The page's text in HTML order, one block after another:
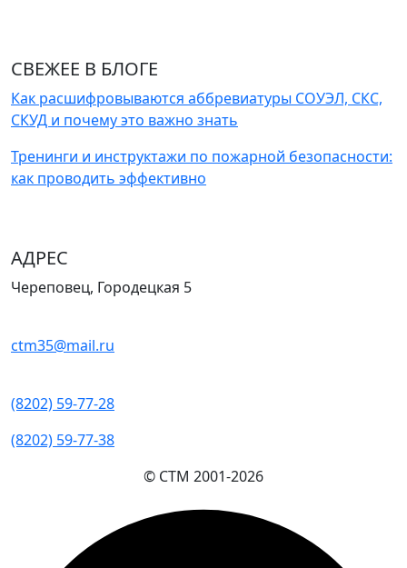
СВЕЖЕЕ В БЛОГЕ
Как расшифровываются аббревиатуры СОУЭЛ, СКС,
СКУД и почему это важно знать
Тренинги и инструктажи по пожарной безопасности:
как проводить эффективно
АДРЕС
Череповец, Городецкая 5
ctm35@mail.ru
(8202) 59-77-28
(8202) 59-77-38
© СТМ 2001-2026